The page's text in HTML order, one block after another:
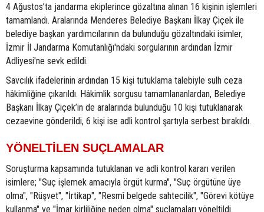
4 Ağustos’ta jandarma ekiplerince gözaltına alınan 16 kişinin işlemleri
tamamlandı. Aralarında Menderes Belediye Başkanı İlkay Çiçek ile
belediye başkan yardımcılarının da bulunduğu gözaltındaki isimler,
İzmir İl Jandarma Komutanlığı'ndaki sorgularının ardından İzmir
Adliyesi'ne sevk edildi.
Savcılık ifadelerinin ardından 15 kişi tutuklama talebiyle sulh ceza
hâkimliğine çıkarıldı. Hâkimlik sorgusu tamamlananlardan, Belediye
Başkanı İlkay Çiçek’in de aralarında bulunduğu 10 kişi tutuklanarak
cezaevine gönderildi, 6 kişi ise adli kontrol şartıyla serbest bırakıldı.
YÖNELTİLEN SUÇLAMALAR
Soruşturma kapsamında tutuklanan ve adli kontrol kararı verilen
isimlere; "Suç işlemek amacıyla örgüt kurma", "Suç örgütüne üye
olma", "Rüşvet", "İrtikap", "Resmî belgede sahtecilik", "Görevi kötüye
kullanma" ve "İmar kirliliğine neden olma" suçlamaları yöneltildi.